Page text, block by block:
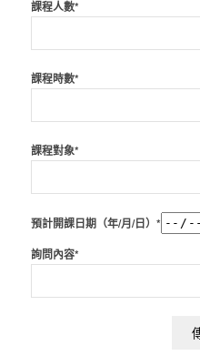
課程人數*
課程時數*
課程對象*
預計開課日期（年/月/日）*
詢問內容*